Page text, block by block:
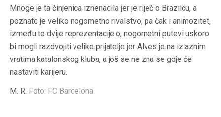
Mnoge je ta činjenica iznenadila jer je riječ o Brazilcu, a
poznato je veliko nogometno rivalstvo, pa čak i animozitet,
između te dvije reprezentacije.o, nogometni putevi uskoro
bi mogli razdvojiti velike prijatelje jer Alves je na izlaznim
vratima katalonskog kluba, a još se ne zna se gdje će
nastaviti karijeru.
M. R. Foto: FC Barcelona